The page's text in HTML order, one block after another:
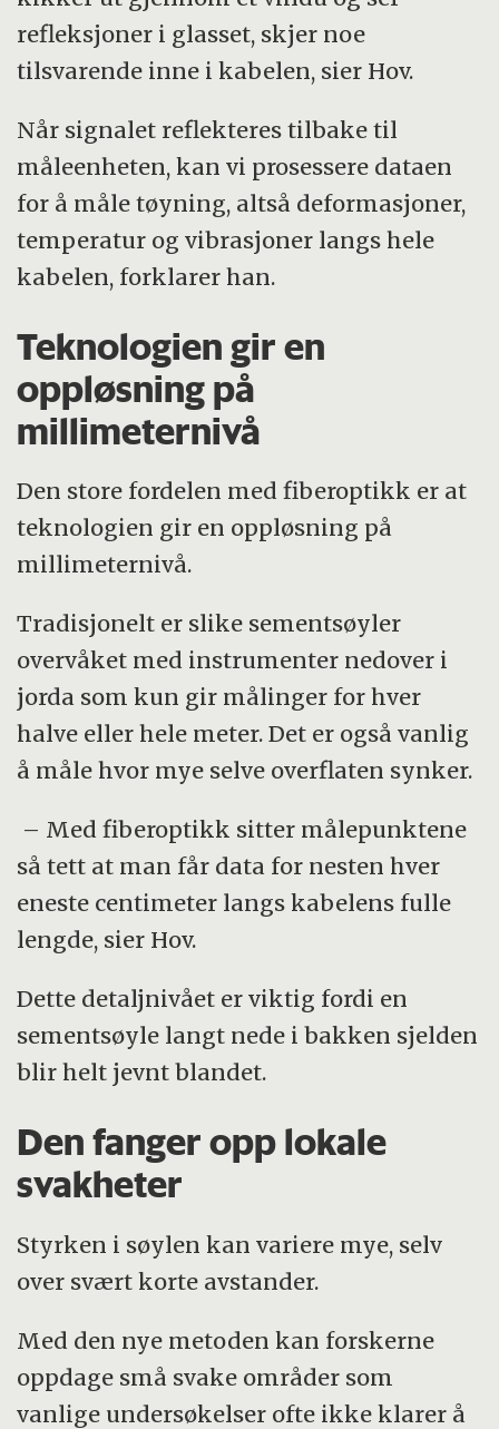
refleksjoner i glasset, skjer noe
tilsvarende inne i kabelen, sier Hov.
Når signalet reflekteres tilbake til
måleenheten, kan vi prosessere dataen
for å måle tøyning, altså deformasjoner,
temperatur og vibrasjoner langs hele
kabelen, forklarer han.
Teknologien gir en
oppløsning på
millimeternivå
Den store fordelen med fiberoptikk er at
teknologien gir en oppløsning på
millimeternivå.
Tradisjonelt er slike sementsøyler
overvåket med instrumenter nedover i
jorda som kun gir målinger for hver
halve eller hele meter. Det er også vanlig
å måle hvor mye selve overflaten synker.
– Med fiberoptikk sitter målepunktene
så tett at man får data for nesten hver
eneste centimeter langs kabelens fulle
lengde, sier Hov.
Dette detaljnivået er viktig fordi en
sementsøyle langt nede i bakken sjelden
blir helt jevnt blandet.
Den fanger opp lokale
svakheter
Styrken i søylen kan variere mye, selv
over svært korte avstander.
Med den nye metoden kan forskerne
oppdage små svake områder som
vanlige undersøkelser ofte ikke klarer å